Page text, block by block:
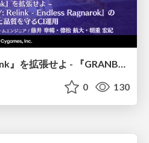
0 130